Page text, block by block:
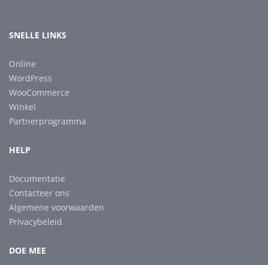
SNELLE LINKS
Online
WordPress
WooCommerce
Winkel
Partnerprogramma
HELP
Documentatie
Contacteer ons
Algemene voorwaarden
Privacybeleid
DOE MEE